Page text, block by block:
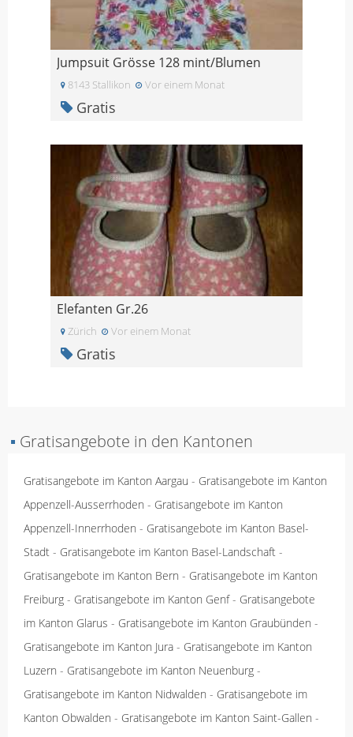
Jumpsuit Grösse 128 mint/Blumen
8143 Stallikon Vor einem Monat
Gratis
Elefanten Gr.26
Zürich Vor einem Monat
Gratis
▪ Gratisangebote in den Kantonen
Gratisangebote im Kanton Aargau - Gratisangebote im Kanton
Appenzell-Ausserrhoden - Gratisangebote im Kanton
Appenzell-Innerrhoden - Gratisangebote im Kanton Basel-
Stadt - Gratisangebote im Kanton Basel-Landschaft -
Gratisangebote im Kanton Bern - Gratisangebote im Kanton
Freiburg - Gratisangebote im Kanton Genf- Gratisangebote
im Kanton Glarus - Gratisangebote im Kanton Graubünden -
Gratisangebote im Kanton Jura - Gratisangebote im Kanton
Luzern - Gratisangebote im Kanton Neuenburg -
Gratisangebote im Kanton Nidwalden - Gratisangebote im
Kanton Obwalden - Gratisangebote im Kanton Saint-Gallen -